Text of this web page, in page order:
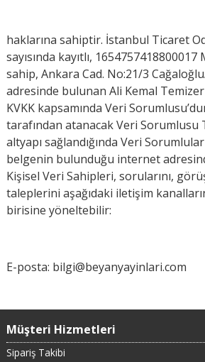
haklarına sahiptir. İstanbul Ticaret
sayısında kayıtlı, 1654757418800017
sahip, Ankara Cad. No:21/3
adresinde bulunan Ali Kemal Temizer
KVKK kapsamında Veri
tarafından atanacak Veri Sorumlusu
altyapı sağlandığında Veri
belgenin bulunduğu internet
Kişisel Veri Sahipleri, sorularını,
taleplerini aşağıdaki iletişim
birisine yöneltebilir:
E-posta: bilgi@beyanyayinlari.com
Müşteri Hizmetleri
Sipariş Takibi